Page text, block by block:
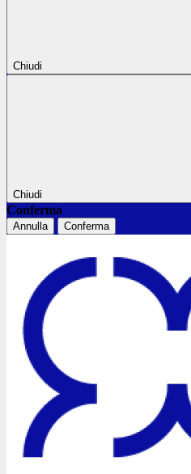
Chiudi
Chiudi
Conferma
Annulla Conferma